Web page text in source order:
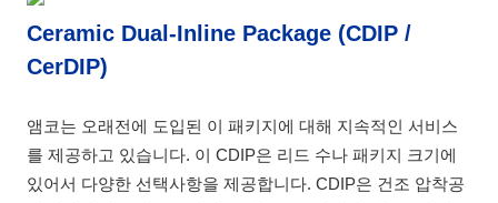
Ceramic Dual-Inline Package (CDIP /
CerDIP)
앰코는 오래전에 도입된 이 패키지에 대해 지속적인 서비스
를 제공하고 있습니다. 이 CDIP은 리드 수나 패키지 크기에
있어서 다양한 선택사항을 제공합니다. CDIP은 건조 압착공